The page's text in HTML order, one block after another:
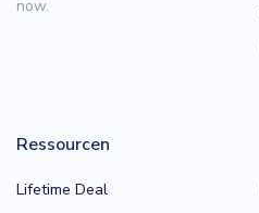
now.
Ressourcen
Lifetime Deal